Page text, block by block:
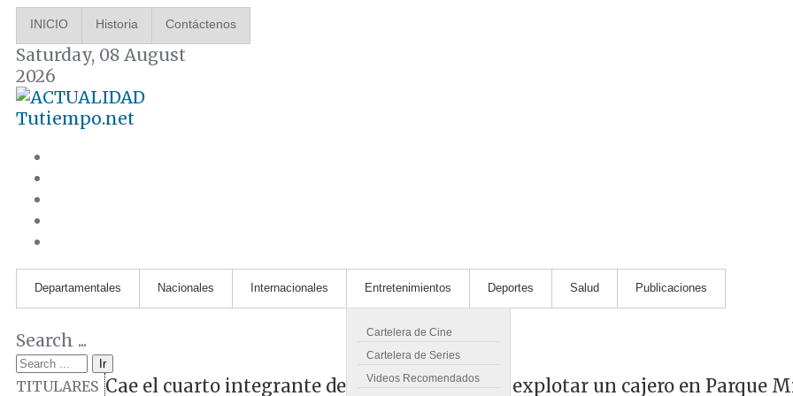
INICIO Historia Contáctenos
Saturday, 08 August
2026
Tutiempo.net
Departamentales Nacionales Internacionales Entretenimientos
Cartelera de Cine
Cartelera de Series
Videos Recomendados
Deportes Salud Publicaciones
Search ...
Ir
TITULARES Cae el cuarto integrante de la banda que hizo explotar un cajero en Parque